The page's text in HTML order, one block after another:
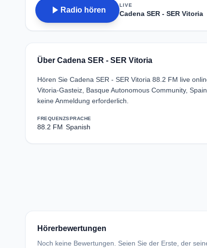
play_arrow Radio hören
LIVE
Cadena SER - SER Vitoria
Über Cadena SER - SER Vitoria
Hören Sie Cadena SER - SER Vitoria 88.2 FM live
Vitoria-Gasteiz, Basque Autonomous Community,
keine Anmeldung erforderlich.
FREQUENZ
88.2 FM
SPRACHE
Spanish
Hörerbewertungen
Noch keine Bewertungen. Seien Sie der Erste, der